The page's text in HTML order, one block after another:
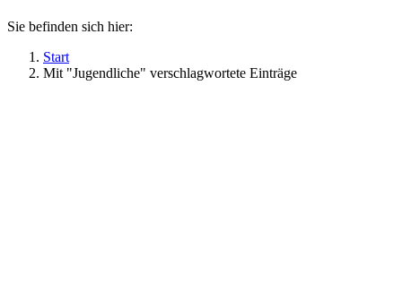
Sie befinden sich hier:
Start
Mit "Jugendliche" verschlagwortete Einträge